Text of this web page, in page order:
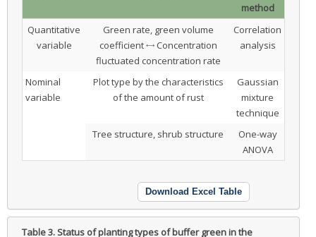
method
Quantitative
variable
Green rate, green volume
coefficient ↔ Concentration
fluctuated concentration rate
Correlation
analysis
Nominal
variable
Plot type by the characteristics
of the amount of rust
Gaussian
mixture
technique
Tree structure, shrub structure
One-way
ANOVA
Download Excel Table
Table 3.Status of planting types of buffer green in the